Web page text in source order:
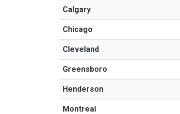
Calgary
Chicago
Cleveland
Greensboro
Henderson
Montreal